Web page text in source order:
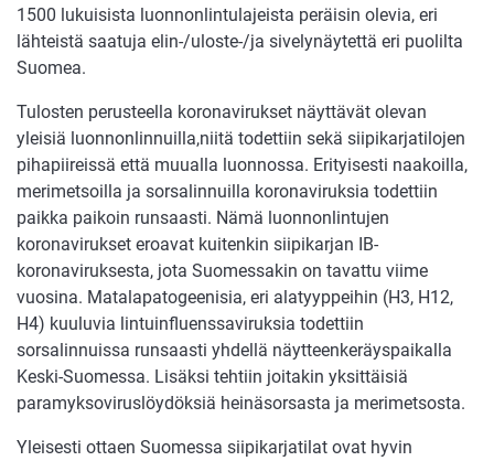
1500 lukuisista luonnonlintulajeista peräisin olevia, eri
lähteistä saatuja elin-/uloste-/ja sivelynäytettä eri puolilta
Suomea.
Tulosten perusteella koronavirukset näyttävät olevan
yleisiä luonnonlinnuilla,niitä todettiin sekä siipikarjatilojen
pihapiireissä että muualla luonnossa. Erityisesti naakoilla,
merimetsoilla ja sorsalinnuilla koronaviruksia todettiin
paikka paikoin runsaasti. Nämä luonnonlintujen
koronavirukset eroavat kuitenkin siipikarjan IB-
koronaviruksesta, jota Suomessakin on tavattu viime
vuosina. Matalapatogeenisia, eri alatyyppeihin (H3, H12,
H4) kuuluvia lintuinfluenssaviruksia todettiin
sorsalinnuissa runsaasti yhdellä näytteenkeräyspaikalla
Keski-Suomessa. Lisäksi tehtiin joitakin yksittäisiä
paramyksoviruslöydöksiä heinäsorsasta ja merimetsosta.
Yleisesti ottaen Suomessa siipikarjatilat ovat hyvin